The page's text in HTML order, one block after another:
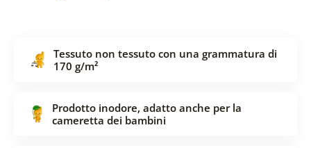
Tessuto non tessuto con una grammatura di
170 g/m²
Prodotto inodore, adatto anche per la
cameretta dei bambini